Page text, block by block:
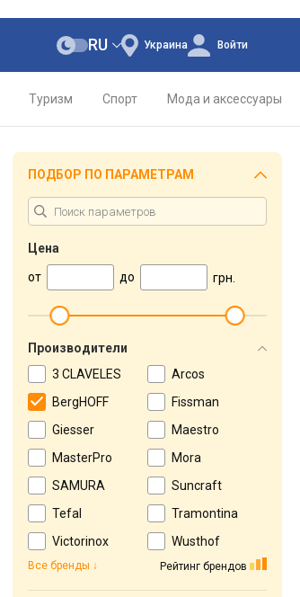
Украина
RU Войти
Туризм Спорт Мода и аксессуары
ПОДБОР ПО ПАРАМЕТРАМ
Цена
от
до грн.
Производители
3 CLAVELES
Arcos
BergHOFF
Fissman
Giesser
Maestro
MasterPro
Mora
SAMURA
Suncraft
Tefal
Tramontina
Victorinox
Wusthof
Рейтинг брендов
Все бренды